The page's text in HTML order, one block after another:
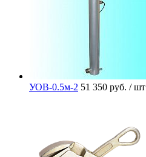
УОВ-0.5м-2 51 350 руб. / шт